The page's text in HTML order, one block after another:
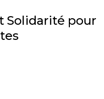
Solidarité pour